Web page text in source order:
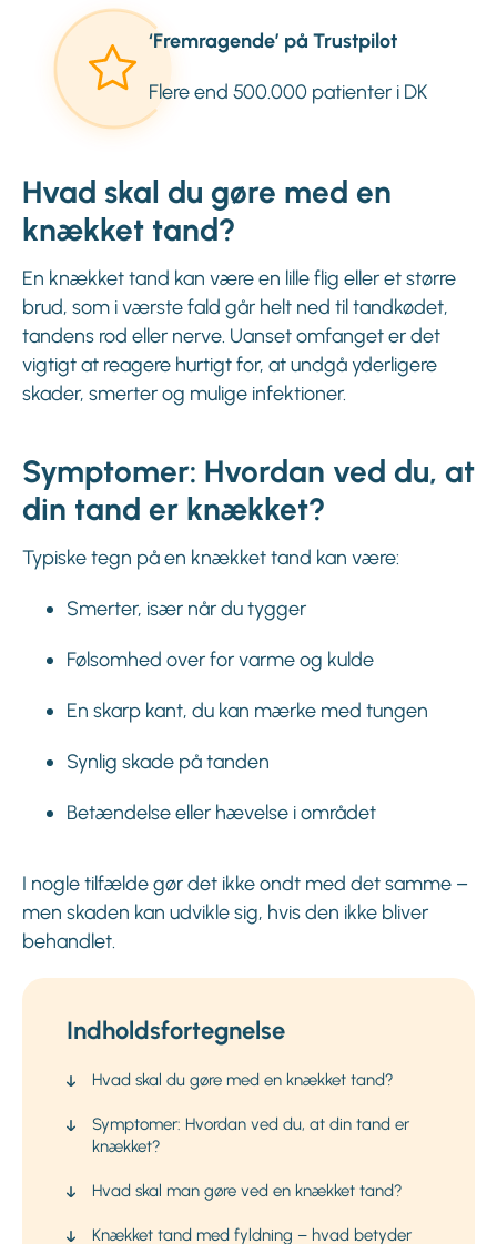
‘Fremragende’ på Trustpilot
Flere end 500.000 patienter i DK
Hvad skal du gøre med en
knækket tand?
En knækket tand kan være en lille flig eller et større
brud, som i værste fald går helt ned til tandkødet,
tandens rod eller nerve. Uanset omfanget er det
vigtigt at reagere hurtigt for, at undgå yderligere
skader, smerter og mulige infektioner.
Symptomer: Hvordan ved du, at
din tand er knækket?
Typiske tegn på en knækket tand kan være:
Smerter, især når du tygger
Følsomhed over for varme og kulde
En skarp kant, du kan mærke med tungen
Synlig skade på tanden
Betændelse eller hævelse i området
I nogle tilfælde gør det ikke ondt med det samme –
men skaden kan udvikle sig, hvis den ikke bliver
behandlet.
Indholdsfortegnelse
Hvad skal du gøre med en knækket tand?
Symptomer: Hvordan ved du, at din tand er
knækket?
Hvad skal man gøre ved en knækket tand?
Knækket tand med fyldning – hvad betyder